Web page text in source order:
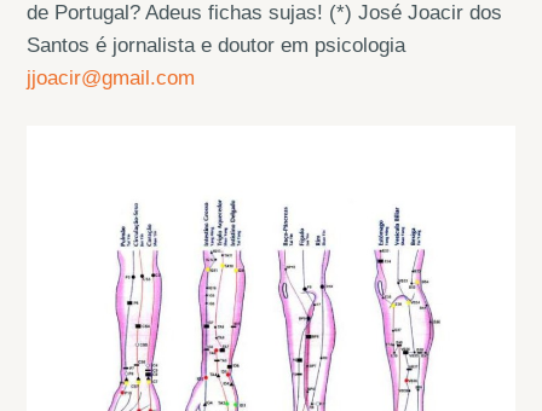
de Portugal? Adeus fichas sujas! (*) José Joacir dos
Santos é jornalista e doutor em psicologia
jjoacir@gmail.com